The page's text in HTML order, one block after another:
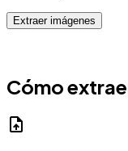
Extraer imágenes
Cómo
upload_file